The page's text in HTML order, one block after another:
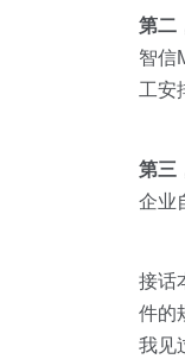
第二
智信
工安
第三
企业
接话
件的
我见